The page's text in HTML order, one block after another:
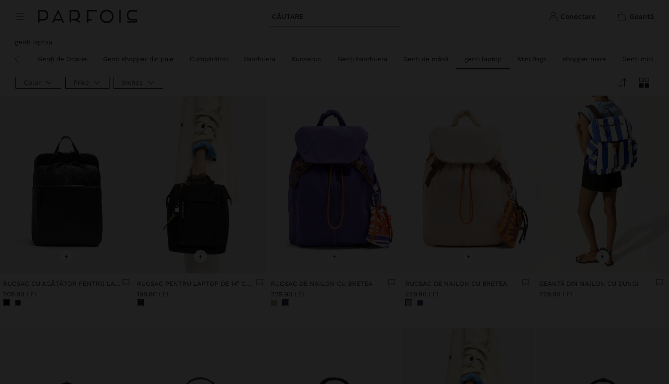
CĂUTARE conectare geantă
genți laptop
Genți de Ocazie Genți shopper din paie Cumpărători Bandolera Rucsacuri Genți bandolera Genți de mână genți laptop Mini Bags shopper mare Genți mici
Color Price Inches
+
RUCSAC CU AGĂȚĂTOR PENTRU LAPTOP DE 15"
209.90 LEI
+
RUCSAC PENTRU LAPTOP DE 14" CU PANDANTIV
199.90 LEI
+
RUCSAC DE NAILON CU BRETEA
229.90 LEI
+
RUCSAC DE NAILON CU BRETEA
229.90 LEI
+
GEANTĂ DIN NAILON CU DUNGI
229.90 LEI